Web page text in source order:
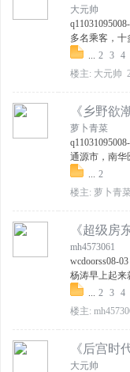
大元帅
q110310950
多名乘客，
... 2 3 4
楼主: 大元帅
《乡野欲
萝卜青菜
q110310950
通源市，南华
... 2
楼主: 萝卜青
《超级房
mh4573061
wcdoorss08-03
杨涛早上起来
... 2 3 4
楼主:
《后宫时
大元帅